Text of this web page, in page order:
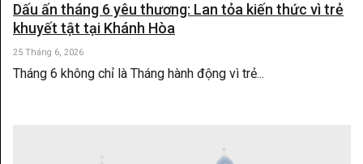
Dấu ấn tháng 6 yêu thương: Lan tỏa kiến thức vì trẻ
khuyết tật tại Khánh Hòa
25 Tháng 6, 2026
Tháng 6 không chỉ là Tháng hành động vì trẻ...